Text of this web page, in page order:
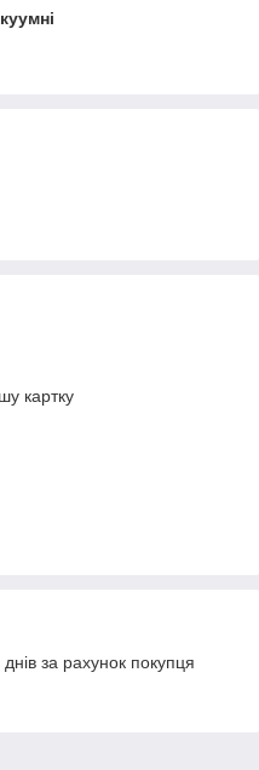
картку
за рахунок покупця